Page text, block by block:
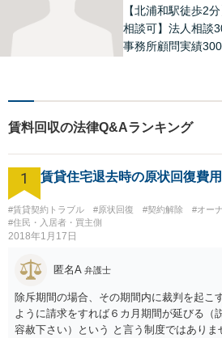
【北浦和駅徒歩2
相談可】法人相談
事務所顧問実績300
るよう尽力いたし
サポート体制あり
ご相談ください。
賃料回収の法律Q&Aランキング
1 賃貸住宅退去時の原状回復費
#賃貸契約トラブル #原状回復 #契約解除 #オー
#住民・入居者・買主側
2018年1月17日
匿名A 弁護士
除斥期間の場合、その期間内に裁判を起こ
ように請求をすれば６カ月期間が延びる（
容赦下さい）という と言う制度ではあり